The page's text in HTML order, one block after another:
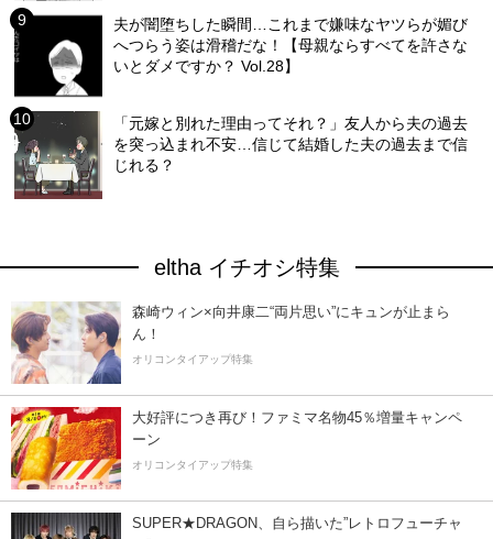
夫が闇堕ちした瞬間…これまで嫌味なヤツらが媚び
へつらう姿は滑稽だな！【母親ならすべてを許さな
いとダメですか？ Vol.28】
「元嫁と別れた理由ってそれ？」友人から夫の過去
を突っ込まれ不安…信じて結婚した夫の過去まで信
じれる？
eltha イチオシ特集
森崎ウィン×向井康二“両片思い”にキュンが止まら
ん！
オリコンタイアップ特集
大好評につき再び！ファミマ名物45％増量キャンペ
ーン
オリコンタイアップ特集
SUPER★DRAGON、自ら描いた”レトロフューチャ